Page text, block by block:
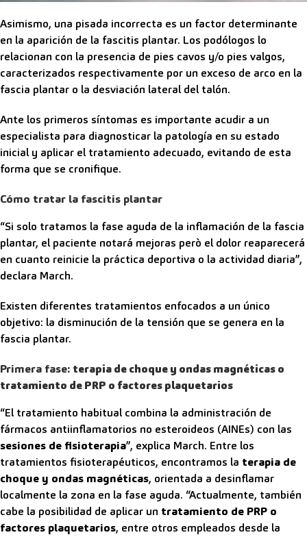
Asimismo, una pisada incorrecta es un factor determinante
en la aparición de la fascitis plantar. Los podólogos lo
relacionan con la presencia de pies cavos y/o pies valgos,
caracterizados respectivamente por un exceso de arco en la
fascia plantar o la desviación lateral del talón.
Ante los primeros síntomas es importante acudir a un
especialista para diagnosticar la patología en su estado
inicial y aplicar el tratamiento adecuado, evitando de esta
forma que se cronifique.
Cómo tratar la fascitis plantar
“Si solo tratamos la fase aguda de la inflamación de la fascia
plantar, el paciente notará mejoras però el dolor reaparecerá
en cuanto reinicie la práctica deportiva o la actividad diaria”,
declara March.
Existen diferentes tratamientos enfocados a un único
objetivo: la disminución de la tensión que se genera en la
fascia plantar.
Primera fase: terapia de choque y ondas magnéticas o
tratamiento de PRP o factores plaquetarios
“El tratamiento habitual combina la administración de
fármacos antiinflamatorios no esteroideos (AINEs) con las
sesiones de fisioterapia”, explica March. Entre los
tratamientos fisioterapéuticos, encontramos la terapia de
choque y ondas magnéticas, orientada a desinflamar
localmente la zona en la fase aguda. “Actualmente, también
cabe la posibilidad de aplicar un tratamiento de PRP o
factores plaquetarios, entre otros empleados desde la